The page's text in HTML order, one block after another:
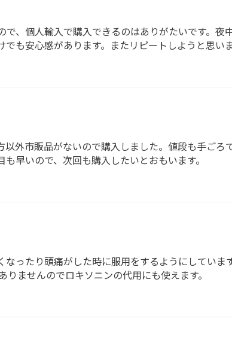
、個人輸入で購入できるのはありがたいです。夜
も安心感があります。またリピートしようと思いま
外市販品がないので購入しました。値段も手ごろ
早いので、次回も購入したいとおもいます。
ったり頭痛がした時に服用をするようにしていま
ませんのでロキソニンの代用にも使えます。